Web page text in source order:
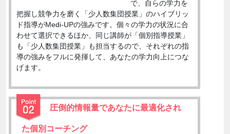
で、自らの学力を
把握し競争力を磨く「少人数集団授業」のハイブリッ
ド指導がMedi-UPの強みです。個々の学力の状況に合
わせて選択できるほか、同じ講師が「個別指導授業」
も「少人数集団授業」も担当するので、それぞれの指
導の強みをフルに発揮して、あなたの学力向上につな
げます。
圧倒的情報量であなたに最適化され
た個別コーチング